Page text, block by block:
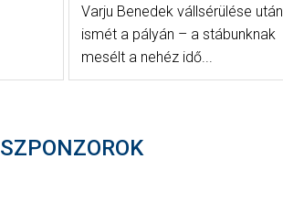
Varju Benedek vállsérülése után
ismét a pályán – a stábunknak
mesélt a nehéz idő...
SZPONZOROK